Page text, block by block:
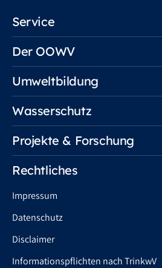
Service
Der OOWV
Umweltbildung
Wasserschutz
Projekte & Forschung
Rechtliches
Impressum
Datenschutz
Disclaimer
Informationspflichten nach TrinkwV